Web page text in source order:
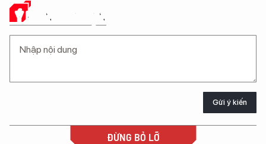
Ý KIẾN CỦA BẠN
Gửi ý kiến
ĐỪNG BỎ LỠ